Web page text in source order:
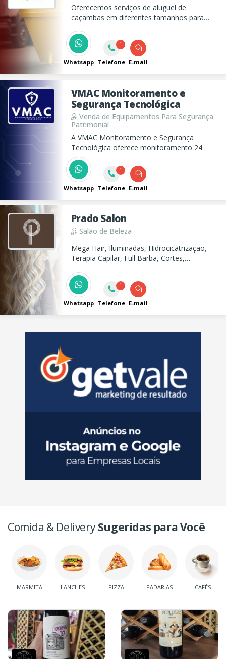
Oferecemos serviços de aluguel de
caçambas em diferentes tamanhos para
agilidade e eficiência para atender suas
necessidades na região.
Whatsapp
1
Telefone E-mail
VMAC Monitoramento e
Segurança Tecnológica
Venda de Equipamentos Para Segurança
Patrimonial
A VMAC Monitoramento e Segurança
Tecnológica oferece monitoramento 24
horas, instalação de câmeras, alarmes e
controle de acesso, com soluções sob
medida que unem tecnologia, confiabilidade
e atendimento especializado.
Whatsapp
1
Telefone E-mail
Prado Salon
Salão de Beleza
Mega Hair, Iluminadas, Hidrocicatrização,
Terapia Capilar, Full Barba, Cortes,
Salon, cuidamos da sua beleza com técnica,
estilo e excelência!
Whatsapp
1
Telefone E-mail
Comida & DeliverySugeridas para Você
MARMITA LANCHES PIZZA PADARIAS CAFÉS